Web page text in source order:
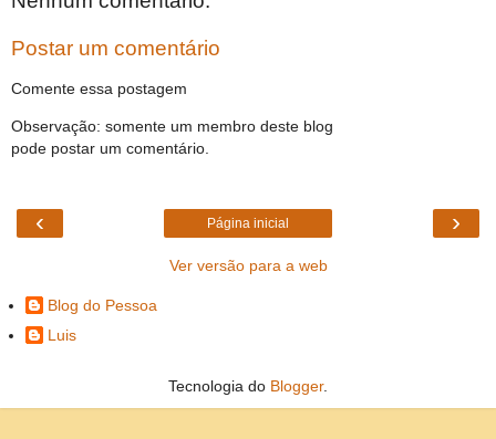
Postar um comentário
Comente essa postagem
Observação: somente um membro deste blog
pode postar um comentário.
‹ ›
Página inicial
Ver versão para a web
Blog do Pessoa
Luis
Tecnologia do Blogger.